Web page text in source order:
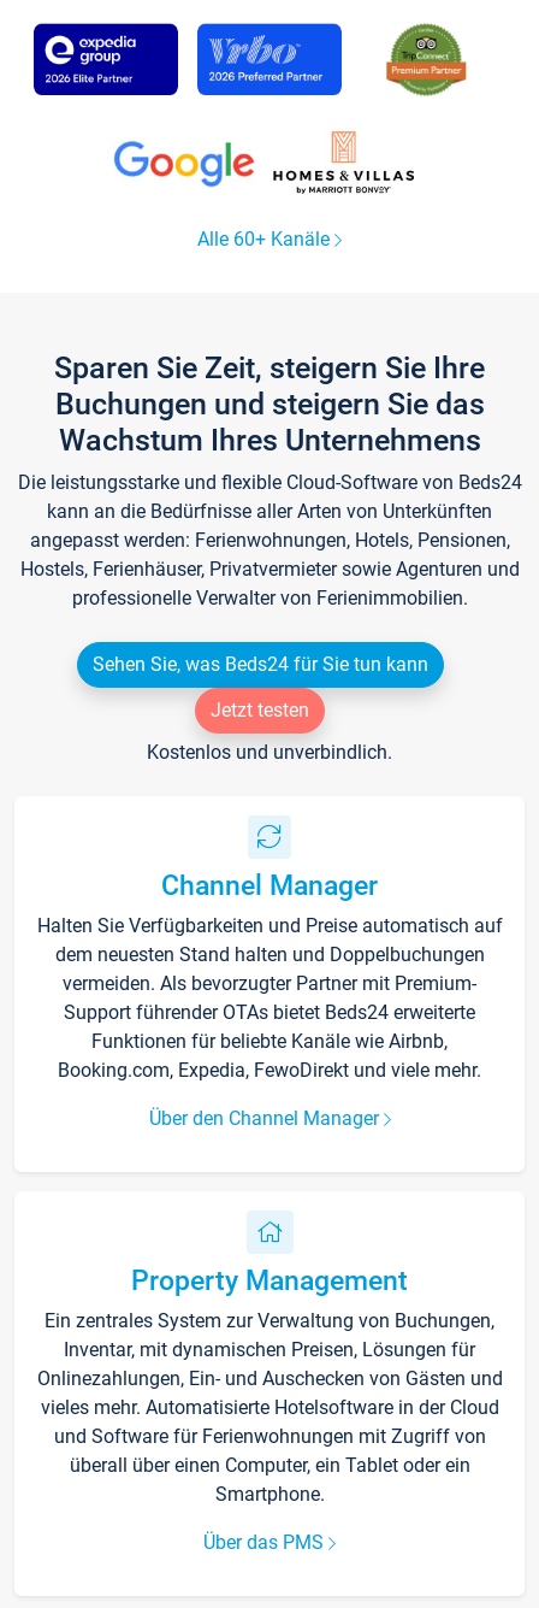
Alle 60+ Kanäle
Sparen Sie Zeit, steigern Sie Ihre
Buchungen und steigern Sie das
Wachstum Ihres Unternehmens
Die leistungsstarke und flexible Cloud-Software von Beds24
kann an die Bedürfnisse aller Arten von Unterkünften
angepasst werden: Ferienwohnungen, Hotels, Pensionen,
Hostels, Ferienhäuser, Privatvermieter sowie Agenturen und
professionelle Verwalter von Ferienimmobilien.
Sehen Sie, was Beds24 für Sie tun kann
Jetzt testen
Kostenlos und unverbindlich.
Channel Manager
Halten Sie Verfügbarkeiten und Preise automatisch auf
dem neuesten Stand halten und Doppelbuchungen
vermeiden. Als bevorzugter Partner mit Premium-
Support führender OTAs bietet Beds24 erweiterte
Funktionen für beliebte Kanäle wie Airbnb,
Booking.com, Expedia, FewoDirekt und viele mehr.
Über den Channel Manager
Property Management
Ein zentrales System zur Verwaltung von Buchungen,
Inventar, mit dynamischen Preisen, Lösungen für
Onlinezahlungen, Ein- und Auschecken von Gästen und
vieles mehr. Automatisierte Hotelsoftware in der Cloud
und Software für Ferienwohnungen mit Zugriff von
überall über einen Computer, ein Tablet oder ein
Smartphone.
Über das PMS